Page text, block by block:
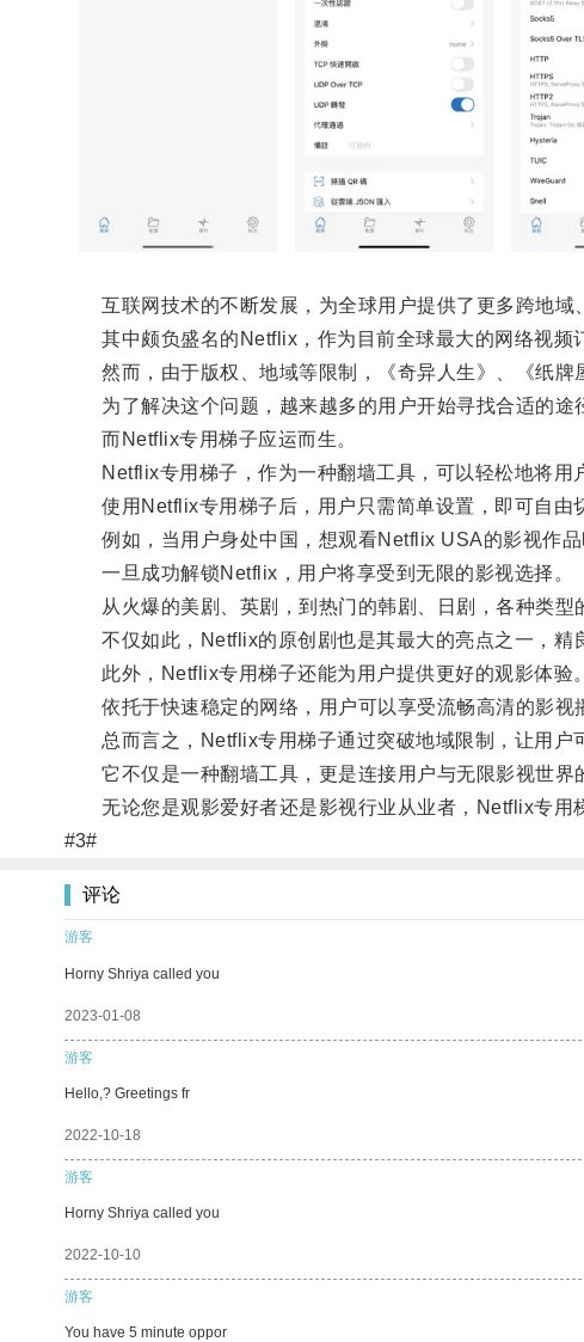
互联网技术的不断发展，为全球用户提供了更多跨地域
其中颇负盛名的Netflix，作为目前全球最大的网络视频
然而，由于版权、地域等限制，《奇异人生》、《纸牌
为了解决这个问题，越来越多的用户开始寻找合适的途
而Netflix专用梯子应运而生。
Netflix专用梯子，作为一种翻墙工具，可以轻松地将用
使用Netflix专用梯子后，用户只需简单设置，即可自由
例如，当用户身处中国，想观看Netflix USA的影视作品
一旦成功解锁Netflix，用户将享受到无限的影视选择。
从火爆的美剧、英剧，到热门的韩剧、日剧，各种类型
不仅如此，Netflix的原创剧也是其最大的亮点之一，精
此外，Netflix专用梯子还能为用户提供更好的观影体验。
依托于快速稳定的网络，用户可以享受流畅高清的影视
总而言之，Netflix专用梯子通过突破地域限制，让用户
它不仅是一种翻墙工具，更是连接用户与无限影视世界
无论您是观影爱好者还是影视行业从业者，Netflix专用
#3#
评论
游客
Horny Shriya called you
2023-01-08
游客
Hello,? Greetings fr
2022-10-18
游客
Horny Shriya called you
2022-10-10
游客
You have 5 minute oppor